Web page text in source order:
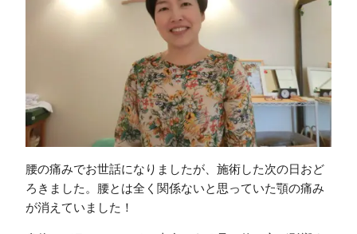
腰の痛みでお世話になりましたが、施術した次の日おど
ろきました。腰とは全く関係ないと思っていた顎の痛み
が消えていました！